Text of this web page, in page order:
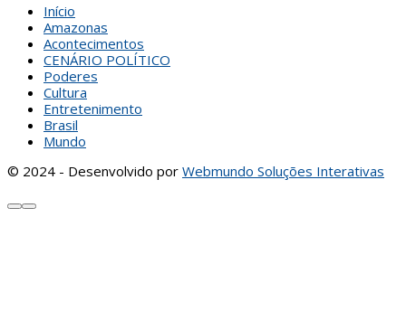
Início
Amazonas
Acontecimentos
CENÁRIO POLÍTICO
Poderes
Cultura
Entretenimento
Brasil
Mundo
© 2024 - Desenvolvido por Webmundo Soluções Interativas